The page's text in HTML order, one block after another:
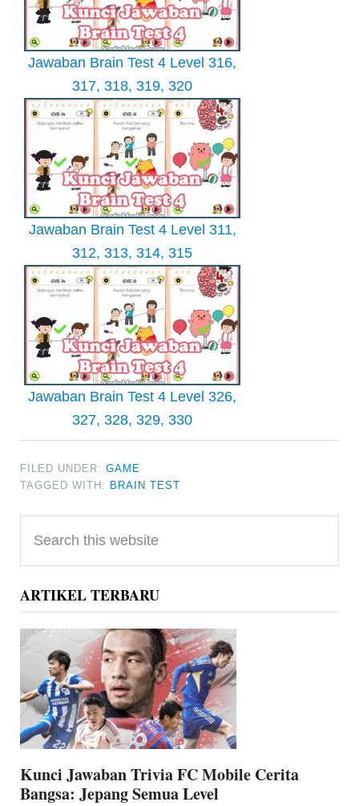
Jawaban Brain Test 4 Level 316,
317, 318, 319, 320
Jawaban Brain Test 4 Level 311,
312, 313, 314, 315
Jawaban Brain Test 4 Level 326,
327, 328, 329, 330
FILED UNDER:GAME
TAGGED WITH: BRAIN TEST
Primary
Sidebar
this
website
ARTIKEL TERBARU
Kunci Jawaban Trivia FC Mobile Cerita
Bangsa: Jepang Semua Level